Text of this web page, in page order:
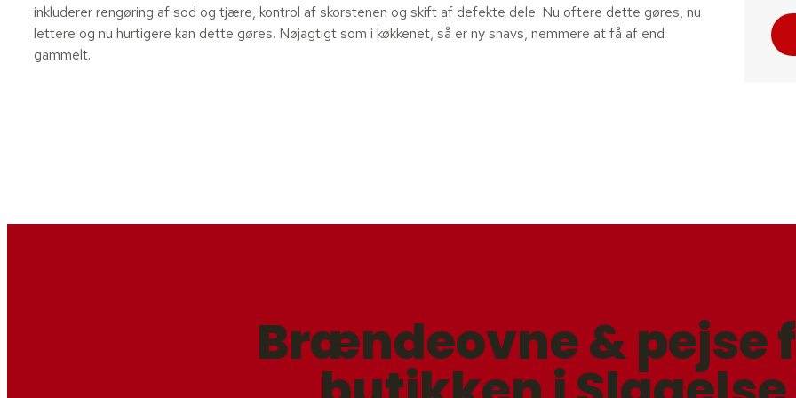
inkluderer rengøring af sod og tjære, kontrol af skorstenen og skift af defekte dele. Nu oftere dette gøres, nu
lettere og nu hurtigere kan dette gøres. Nøjagtigt som i køkkenet, så er ny snavs, nemmere at få af end
gammelt.
Brændeovne & pejse